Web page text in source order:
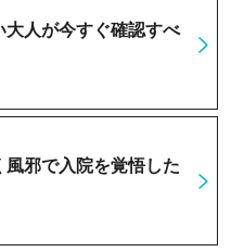
人が今すぐ確認すべ
邪で入院を覚悟した